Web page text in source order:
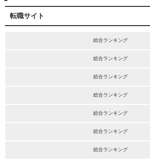
転職サイト
総合ランキング
総合ランキング
総合ランキング
総合ランキング
総合ランキング
総合ランキング
総合ランキング